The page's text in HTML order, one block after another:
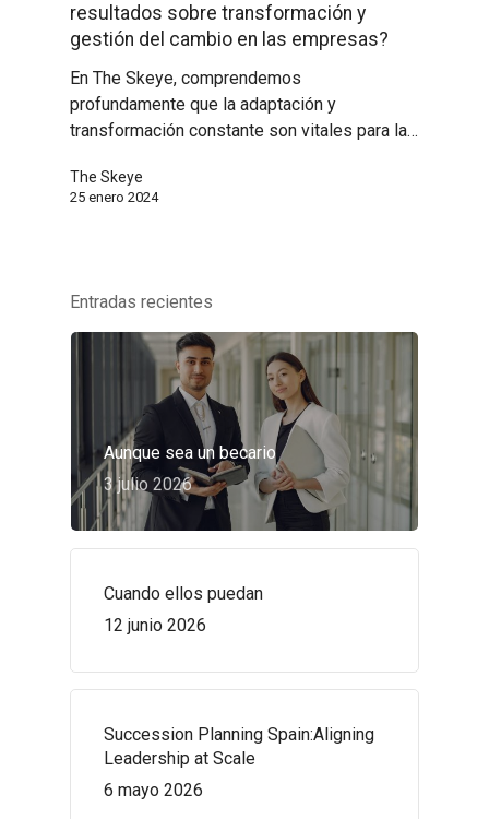
resultados sobre transformación y
gestión del cambio en las empresas?
En The Skeye, comprendemos
profundamente que la adaptación y
transformación constante son vitales para la…
The Skeye
25 enero 2024
Entradas recientes
Aunque sea un becario
3 julio 2026
Cuando ellos puedan
12 junio 2026
Succession Planning Spain:Aligning
Leadership at Scale
6 mayo 2026